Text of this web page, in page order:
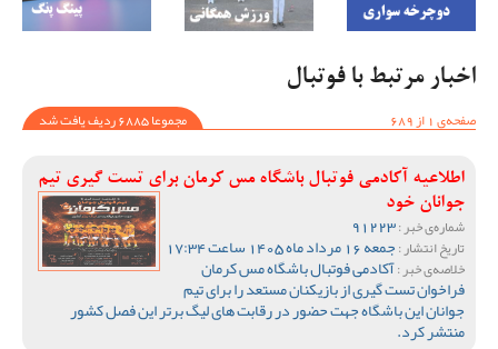
اخبار مرتبط با فوتبال
صفحه‌ی 1 از 689
مجموعا 6885 ردیف یافت شد
اطلاعیه آکادمی فوتبال باشگاه مس کرمان برای تست گیری تیم
جوانان خود
شماره‌ی خبر :
تاریخ انتشار :جمعه 16 مرداد ماه 1405 ساعت 17:34
خلاصه‌ی خبر :آکادمی فوتبال باشگاه مس کرمان
فراخوان تست گیری از بازیکنان مستعد را برای تیم
جوانان این باشگاه جهت حضور در رقابت های لیگ برتر این فصل کشور
منتشر کرد.